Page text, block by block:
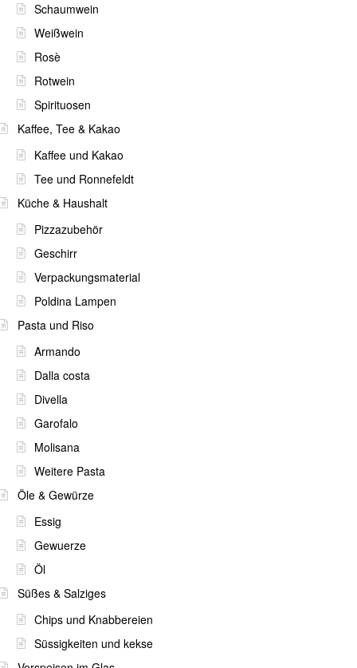
Schaumwein
Weißwein
Rosè
Rotwein
Spirituosen
Kaffee, Tee & Kakao
Kaffee und Kakao
Tee und Ronnefeldt
Küche & Haushalt
Pizzazubehör
Geschirr
Verpackungsmaterial
Poldina Lampen
Pasta und Riso
Armando
Dalla costa
Divella
Garofalo
Molisana
Weitere Pasta
Öle & Gewürze
Essig
Gewuerze
Öl
Süßes & Salziges
Chips und Knabbereien
Süssigkeiten und kekse